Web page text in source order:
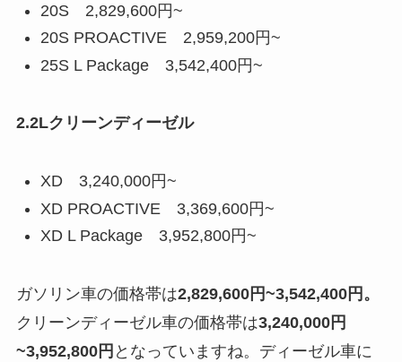
20S 2,829,600円~
20S PROACTIVE 2,959,200円~
25S L Package 3,542,400円~
2.2Lクリーンディーゼル
XD 3,240,000円~
XD PROACTIVE 3,369,600円~
XD L Package 3,952,800円~
ガソリン車の価格帯は2,829,600円~3,542,400円。
クリーンディーゼル車の価格帯は3,240,000円
~3,952,800円 となっていますね。ディーゼル車に